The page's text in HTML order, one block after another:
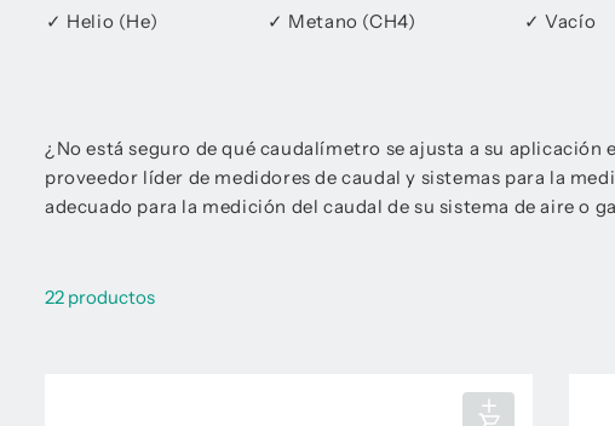
✓ Helio (He) ✓ Metano (CH4) ✓ Vacío
¿No está seguro de qué caudalímetro se ajusta a su
proveedor líder de medidores de caudal y sistemas para la
adecuado para la medición del caudal de su sistema de aire o
22 productos